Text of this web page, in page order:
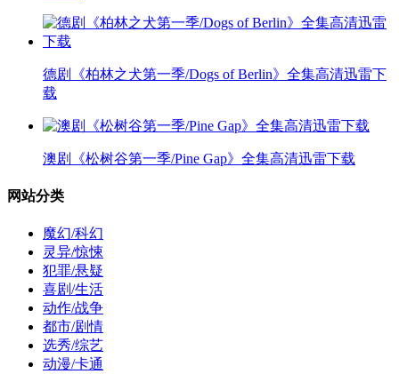
德剧《柏林之犬第一季/Dogs of Berlin》全集高清迅雷下
载
澳剧《松树谷第一季/Pine Gap》全集高清迅雷下载
网站分类
魔幻/科幻
灵异/惊悚
犯罪/悬疑
喜剧/生活
动作/战争
都市/剧情
选秀/综艺
动漫/卡通